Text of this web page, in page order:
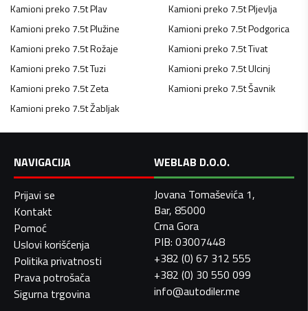
Kamioni preko 7.5tPlav Kamioni preko 7.5tPljevlja
Kamioni preko 7.5tPlužine Kamioni preko 7.5tPodgorica
Kamioni preko 7.5tRožaje Kamioni preko 7.5tTivat
Kamioni preko 7.5tTuzi Kamioni preko 7.5tUlcinj
Kamioni preko 7.5tZeta Kamioni preko 7.5tŠavnik
Kamioni preko 7.5tŽabljak
NAVIGACIJA
Prijavi se
Kontakt
Pomoć
Uslovi korišćenja
Politika privatnosti
Prava potrošača
Sigurna trgovina
WEBLAB D.O.O.
Jovana Tomaševića 1,
Bar, 85000
Crna Gora
PIB: 03007448
+382 (0) 67 312 555
+382 (0) 30 550 099
info@autodiler.me